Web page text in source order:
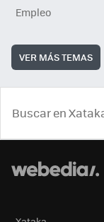
Empleo
VER MÁS TEMAS